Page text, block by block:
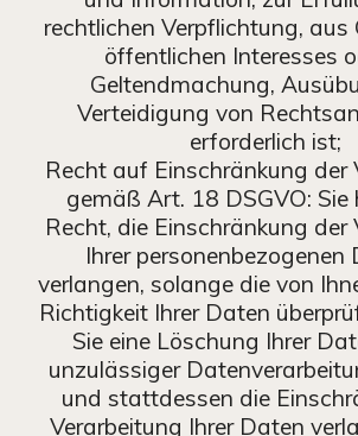
rechtlichen Verpflichtung, aus
öffentlichen Interesses
Geltendmachung,
Verteidigung von
erforderlich ist;
Recht auf Einschränkung der
gemäß Art. 18 DSGVO: Sie
Recht, die Einschränkung der
Ihrer personenbezogenen
verlangen, solange die von
Richtigkeit Ihrer Daten
Sie eine Löschung Ihrer
unzulässiger
und stattdessen die
Verarbeitung Ihrer Daten